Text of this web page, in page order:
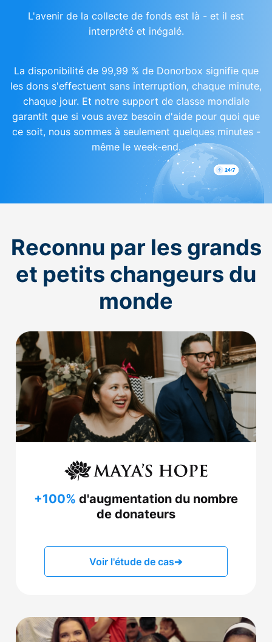
L'avenir de la collecte de fonds est là - et il est
interprété et inégalé.
La disponibilité de 99,99 % de Donorbox signifie que
les dons s'effectuent sans interruption, chaque minute,
chaque jour. Et notre support de classe mondiale
garantit que si vous avez besoin d'aide pour quoi que
ce soit, nous sommes à seulement quelques minutes -
même le week-end.
Reconnu par les grands
et petits changeurs du
monde
+100% d'augmentation du nombre
de donateurs
Voir l'étude de cas➔